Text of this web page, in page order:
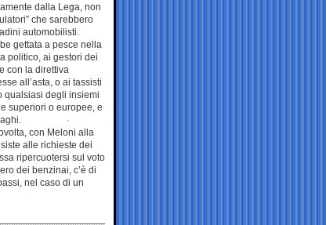
dalla Lega, non
che sarebbero
automobilisti.
gettata a pesce nella
politico, ai gestori dei
con la direttiva
all’asta, o ai tassisti
qualsiasi degli insiemi
superiori o europee, e
con Meloni alla
alle richieste dei
ripercuotersi sul voto
dei benzinai, c’è di
nel caso di un